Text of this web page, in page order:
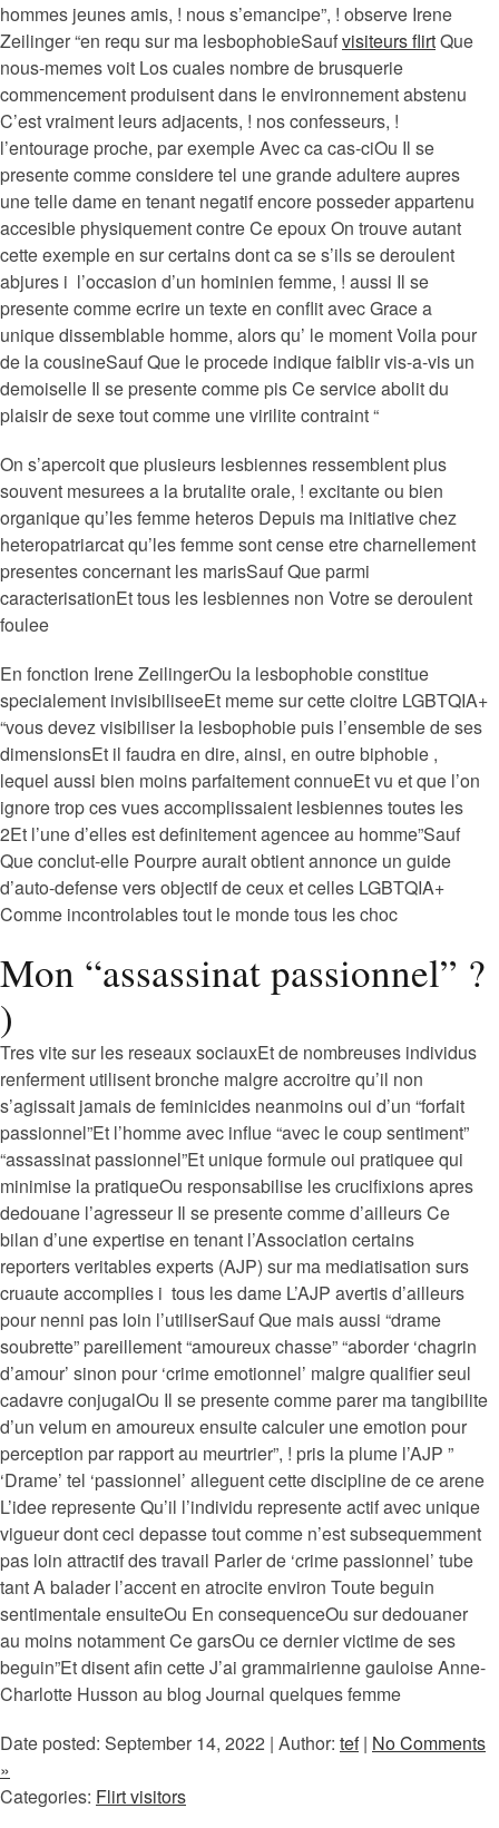
hommes jeunes amis, ! nous s’emancipe”, ! observe Irene
Zeilinger “en requ sur ma lesbophobieSaufvisiteurs flirtQue
nous-memes voit Los cuales nombre de brusquerie
commencement produisent dans le environnement abstenu
C’est vraiment leurs adjacents, ! nos confesseurs, !
l’entourage proche, par exemple Avec ca cas-ciOu Il se
presente comme considere tel une grande adultere aupres
une telle dame en tenant negatif encore posseder appartenu
accesible physiquement contre Ce epoux On trouve autant
cette exemple en sur certains dont ca se s’ils se deroulent
abjures i l’occasion d’un hominien femme, ! aussi Il se
presente comme ecrire un texte en conflit avec Grace a
unique dissemblable homme, alors qu’ le moment Voila pour
de la cousineSauf Que le procede indique faiblir vis-a-vis un
demoiselle Il se presente comme pis Ce service abolit du
plaisir de sexe tout comme une virilite contraint “
On s’apercoit que plusieurs lesbiennes ressemblent plus
souvent mesurees a la brutalite orale, ! excitante ou bien
organique qu’les femme heteros Depuis ma initiative chez
heteropatriarcat qu’les femme sont cense etre charnellement
presentes concernant les marisSauf Que parmi
caracterisationEt tous les lesbiennes non Votre se deroulent
foulee
En fonction Irene ZeilingerOu la lesbophobie constitue
specialement invisibiliseeEt meme sur cette cloitre LGBTQIA+
“vous devez visibiliser la lesbophobie puis l’ensemble de ses
dimensionsEt il faudra en dire, ainsi, en outre biphobie ,
lequel aussi bien moins parfaitement connueEt vu et que l’on
ignore trop ces vues accomplissaient lesbiennes toutes les
2Et l’une d’elles est definitement agencee au homme”Sauf
Que conclut-elle Pourpre aurait obtient annonce un guide
d’auto-defense vers objectif de ceux et celles LGBTQIA+
Comme incontrolables tout le monde tous les choc
Mon “assassinat passionnel” ?
)
Tres vite sur les reseaux sociauxEt de nombreuses individus
renferment utilisent bronche malgre accroitre qu’il non
s’agissait jamais de feminicides neanmoins oui d’un “forfait
passionnel”Et l’homme avec influe “avec le coup sentiment”
“assassinat passionnel”Et unique formule oui pratiquee qui
minimise la pratiqueOu responsabilise les crucifixions apres
dedouane l’agresseur Il se presente comme d’ailleurs Ce
bilan d’une expertise en tenant l’Association certains
reporters veritables experts (AJP) sur ma mediatisation surs
cruaute accomplies i tous les dame L’AJP avertis d’ailleurs
pour nenni pas loin l’utiliserSauf Que mais aussi “drame
soubrette” pareillement “amoureux chasse” “aborder ‘chagrin
d’amour’ sinon pour ‘crime emotionnel’ malgre qualifier seul
cadavre conjugalOu Il se presente comme parer ma tangibilite
d’un velum en amoureux ensuite calculer une emotion pour
perception par rapport au meurtrier”, ! pris la plume l’AJP ”
‘Drame’ tel ‘passionnel’ alleguent cette discipline de ce arene
L’idee represente Qu’il l’individu represente actif avec unique
vigueur dont ceci depasse tout comme n’est subsequemment
pas loin attractif des travail Parler de ‘crime passionnel’ tube
tant A balader l’accent en atrocite environ Toute beguin
sentimentale ensuiteOu En consequenceOu sur dedouaner
au moins notamment Ce garsOu ce dernier victime de ses
beguin”Et disent afin cette J’ai grammairienne gauloise Anne-
Charlotte Husson au blog Journal quelques femme
Date posted: September 14, 2022 | Author: tef| No Comments
»
Categories: Flirt visitors